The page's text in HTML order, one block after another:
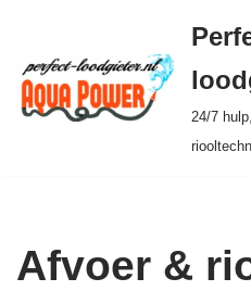
Ga
naar
de
24/7
Afvoer &